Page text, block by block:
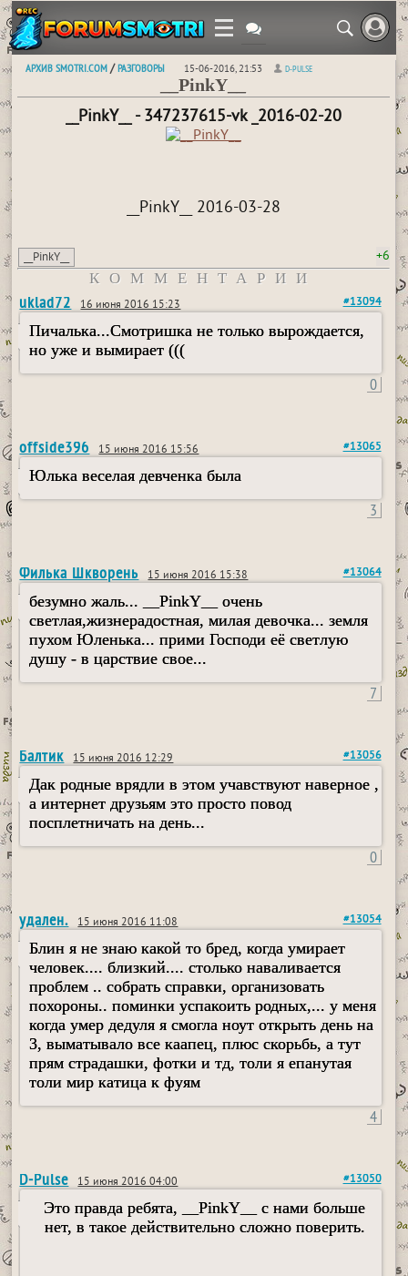
АРХИВ SMOTRI.COM /РАЗГОВОРЫ 15-06-2016, 21:53 D-PULSE
__PinkY__
__PinkY__ - 347237615-vk _2016-02-20
__PinkY__ 2016-03-28
__PinkY__ +6
КОММЕНТАРИИ
uklad72 16 июня 2016 15:23 #13094
Пичалька...Смотришка не только вырождается,
но уже и вымирает (((
0
offside396 15 июня 2016 15:56 #13065
Юлька веселая девченка была
3
Филька Шкворень 15 июня 2016 15:38 #13064
безумно жаль... __PinkY__ очень
светлая,жизнерадостная, милая девочка... земля
пухом Юленька... прими Господи её светлую
душу - в царствие свое...
7
Балтик 15 июня 2016 12:29 #13056
Дак родные врядли в этом учавствуют наверное ,
а интернет друзьям это просто повод
посплетничать на день...
0
удален. 15 июня 2016 11:08 #13054
Блин я не знаю какой то бред, когда умирает
человек.... близкий.... столько наваливается
проблем .. собрать справки, организовать
похороны.. поминки успакоить родных,... у меня
когда умер дедуля я смогла ноут открыть день на
3, выматывало все каапец, плюс скорьбь, а тут
прям страдашки, фотки и тд, толи я епанутая
толи мир катица к фуям
4
D-Pulse 15 июня 2016 04:00 #13050
Это правда ребята, __PinkY__ с нами больше
нет, в такое действительно сложно поверить.